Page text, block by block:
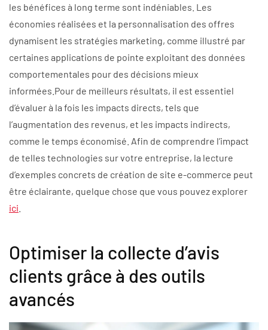
les bénéfices à long terme sont indéniables. Les
économies réalisées et la personnalisation des offres
dynamisent les stratégies marketing, comme illustré par
certaines applications de pointe exploitant des données
comportementales pour des décisions mieux
informées.Pour de meilleurs résultats, il est essentiel
d’évaluer à la fois les impacts directs, tels que
l’augmentation des revenus, et les impacts indirects,
comme le temps économisé. Afin de comprendre l’impact
de telles technologies sur votre entreprise, la lecture
d’exemples concrets de création de site e-commerce peut
être éclairante, quelque chose que vous pouvez explorer
ici
Optimiser la collecte d’avis
clients grâce à des outils
avancés